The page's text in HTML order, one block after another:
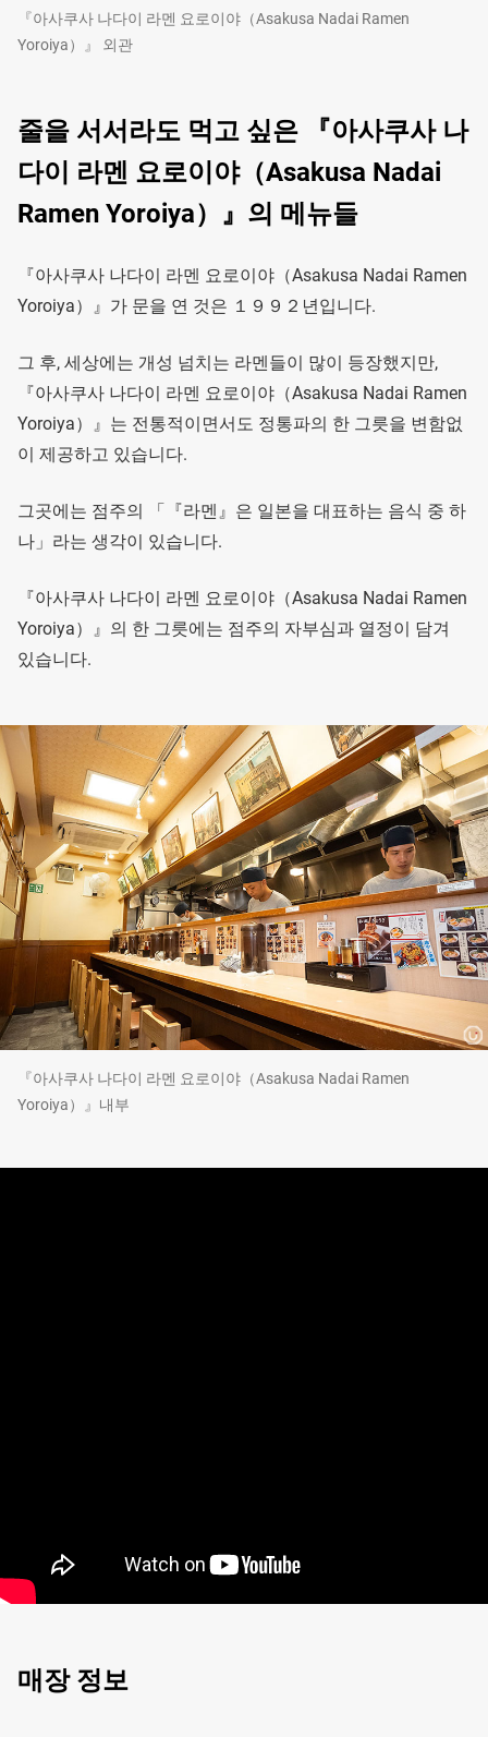
『아사쿠사 나다이 라멘 요로이야（Asakusa Nadai Ramen
Yoroiya）』 외관
줄을 서서라도 먹고 싶은 『아사쿠사 나
다이 라멘 요로이야（Asakusa Nadai
Ramen Yoroiya）』의 메뉴들
『아사쿠사 나다이 라멘 요로이야（Asakusa Nadai Ramen
Yoroiya）』가 문을 연 것은 １９９２년입니다.
그 후, 세상에는 개성 넘치는 라멘들이 많이 등장했지만,
『아사쿠사 나다이 라멘 요로이야（Asakusa Nadai Ramen
Yoroiya）』는 전통적이면서도 정통파의 한 그릇을 변함없
이 제공하고 있습니다.
그곳에는 점주의 「『라멘』은 일본을 대표하는 음식 중 하
나」라는 생각이 있습니다.
『아사쿠사 나다이 라멘 요로이야（Asakusa Nadai Ramen
Yoroiya）』의 한 그릇에는 점주의 자부심과 열정이 담겨
있습니다.
『아사쿠사 나다이 라멘 요로이야（Asakusa Nadai Ramen
Yoroiya）』내부
매장 정보